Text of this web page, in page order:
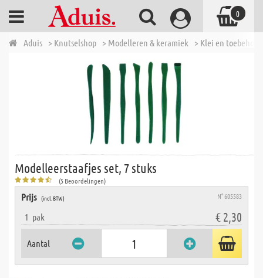
Aduis > Knutselshop > Modelleren & keramiek > Klei en
Modelleerstaafjes set, 7 stuks
(5 Beoordelingen)
Prijs (incl. BTW) N° 605583
1 pak € 2,30
Aantal
0